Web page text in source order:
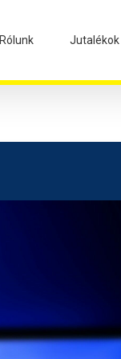
Rólunk Jutalékok